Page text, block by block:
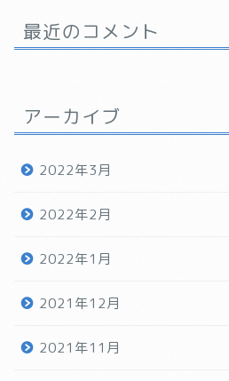
最近のコメント
アーカイブ
2022年3月
2022年2月
2022年1月
2021年12月
2021年11月